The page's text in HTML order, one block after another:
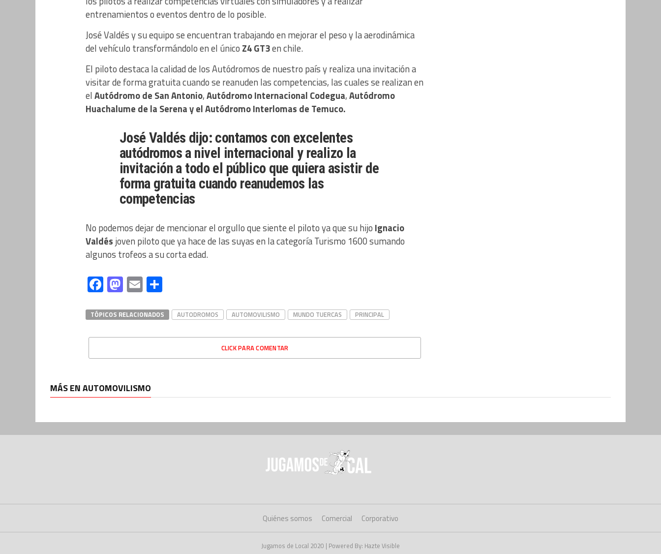
entrenamientos o eventos dentro de lo posible.
José Valdés y su equipo se encuentran trabajando en mejorar el peso y la aerodinámica
del vehículo transformándolo en el único Z4 GT3en chile.
El piloto destaca la calidad de los Autódromos de nuestro país y realiza una invitación a
visitar de forma gratuita cuando se reanuden las competencias, las cuales se realizan en
elAutódromo de San Antonio,Autódromo Internacional Codegua,Autódromo
Huachalume de la Serena y el Autódromo Interlomas de Temuco.
José Valdés dijo: contamos con excelentes
autódromos a nivel internacional y realizo la
invitación a todo el público que quiera asistir de
forma gratuita cuando reanudemos las
competencias
No podemos dejar de mencionar el orgullo que siente el piloto ya que su hijo Ignacio
Valdés joven piloto que ya hace de las suyas en la categoría Turismo 1600 sumando
algunos trofeos a su corta edad.
Facebook
Mastodon
Email
TÓPICOS RELACIONADOS AUTODROMOS AUTOMOVILISMO MUNDO TUERCAS PRINCIPAL
CLICK PARA COMENTAR
MÁS EN AUTOMOVILISMO
Quiénes somos Comercial Corporativo
Jugamos de Local 2020 | Powered By: Hazte Visible